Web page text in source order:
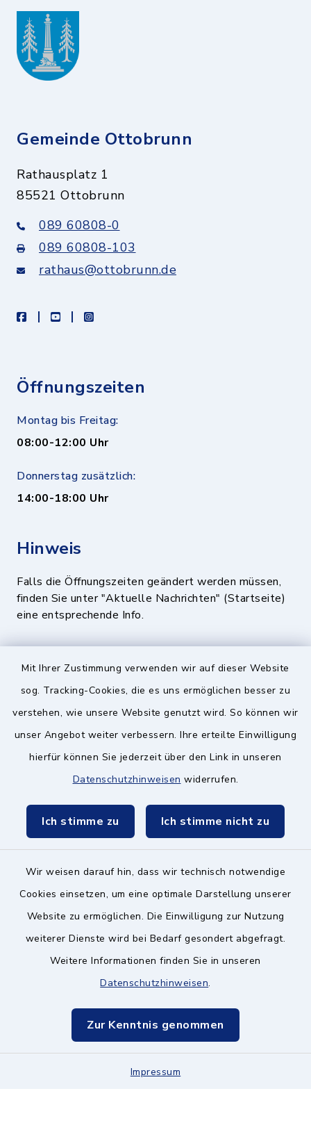
Mit Ihrer Zustimmung verwenden wir auf dieser Website
sog. Tracking-Cookies, die es uns ermöglichen besser zu
verstehen, wie unsere Website genutzt wird. So können wir
unser Angebot weiter verbessern. Ihre erteilte Einwilligung
hierfür können Sie jederzeit über den Link in unseren
Datenschutzhinweisen widerrufen.
Ich stimme zu Ich stimme nicht zu
Wir weisen darauf hin, dass wir technisch notwendige
Cookies einsetzen, um eine optimale Darstellung unserer
Website zu ermöglichen. Die Einwilligung zur Nutzung
weiterer Dienste wird bei Bedarf gesondert abgefragt.
Weitere Informationen finden Sie in unseren
Datenschutzhinweisen.
Zur Kenntnis genommen
Impressum
Gemeinde Ottobrunn
Rathausplatz 1
85521 Ottobrunn
089 60808-0
089 60808-103
rathaus@ottobrunn.de
facebookyoutubeinstagram
Öffnungszeiten
Montag bis Freitag:
08:00-12:00 Uhr
Donnerstag zusätzlich:
14:00-18:00 Uhr
Hinweis
Falls die Öffnungszeiten geändert werden müssen,
finden Sie unter "Aktuelle Nachrichten" (Startseite)
eine entsprechende Info.
Quicklinks
BayernPortal
Landratsamt München
Zweckverband München Südost
Kontakt ins Rathaus
Datenschutz
Hinweisgeberschutz
Sitemap